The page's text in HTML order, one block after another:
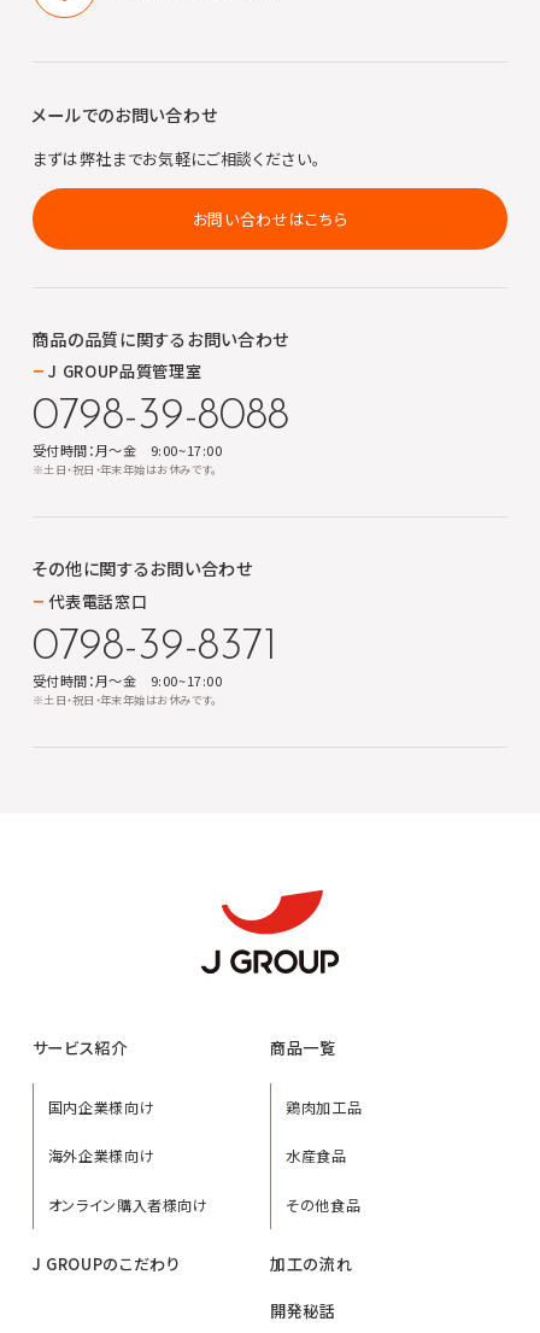
メールでのお問い合わせ
まずは弊社までお気軽にご相談ください。
お問い合わせはこちら
商品の品質に関するお問い合わせ
J GROUP品質管理室
0798-39-8088
受付時間：月～金 9:00~17:00
※土日・祝日・年末年始はお休みです。
その他に関するお問い合わせ
代表電話窓口
0798-39-8371
受付時間：月～金 9:00~17:00
※土日・祝日・年末年始はお休みです。
サービス紹介
国内企業様向け
海外企業様向け
オンライン購入者様向け
J GROUPのこだわり
商品一覧
鶏肉加工品
水産食品
その他食品
加工の流れ
開発秘話